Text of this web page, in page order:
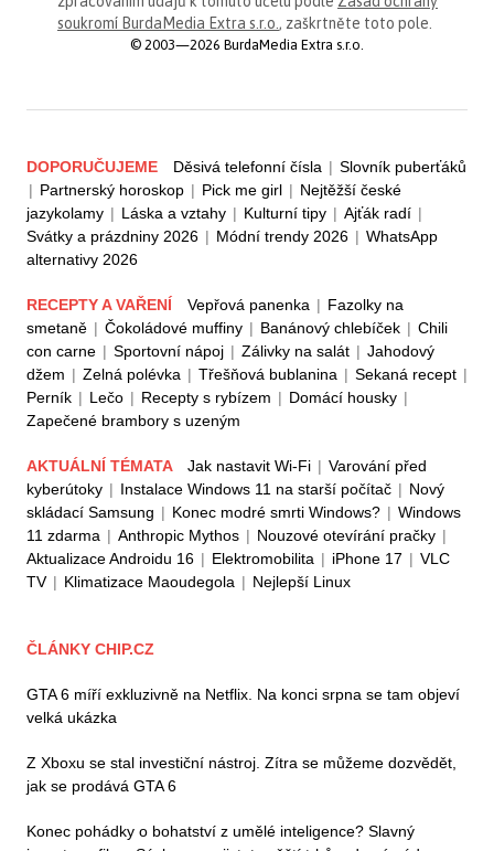
soukromí BurdaMedia Extra s.r.o., zaškrtněte toto pole.
© 2003—2026 BurdaMedia Extra s.r.o.
DOPORUČUJEME Děsivá telefonní čísla | Slovník puberťáků
| Partnerský horoskop | Pick me girl | Nejtěžší české
jazykolamy | Láska a vztahy | Kulturní tipy | Ajťák radí |
Svátky a prázdniny 2026 | Módní trendy 2026 | WhatsApp
alternativy 2026
RECEPTY A VAŘENÍ Vepřová panenka | Fazolky na
smetaně | Čokoládové muffiny | Banánový chlebíček | Chili
con carne | Sportovní nápoj | Zálivky na salát | Jahodový
džem | Zelná polévka | Třešňová bublanina | Sekaná recept |
Perník | Lečo | Recepty s rybízem | Domácí housky |
Zapečené brambory s uzeným
AKTUÁLNÍ TÉMATA Jak nastavit Wi-Fi | Varování před
kyberútoky | Instalace Windows 11 na starší počítač | Nový
skládací Samsung | Konec modré smrti Windows? | Windows
11 zdarma | Anthropic Mythos | Nouzové otevírání pračky |
Aktualizace Androidu 16 | Elektromobilita | iPhone 17 | VLC
TV | Klimatizace Maoudegola | Nejlepší Linux
ČLÁNKY CHIP.CZ
GTA 6 míří exkluzivně na Netflix. Na konci srpna se tam objeví
velká ukázka
Z Xboxu se stal investiční nástroj. Zítra se můžeme dozvědět,
jak se prodává GTA 6
Konec pohádky o bohatství z umělé inteligence? Slavný